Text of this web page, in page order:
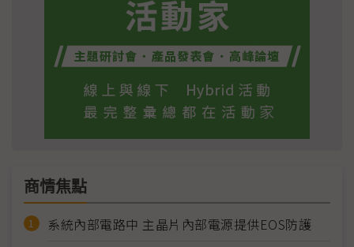
商情焦點
系統內部電路中 主晶片內部電源提供EOS防護